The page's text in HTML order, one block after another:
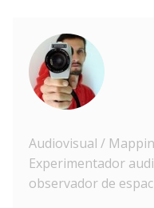
Audiovisual /
Experimentador
observador de